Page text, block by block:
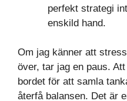
perfekt strategi
enskild hand.
Om jag känner att
över, tar jag en paus. Att
bordet för att samla
återfå balansen. Det är